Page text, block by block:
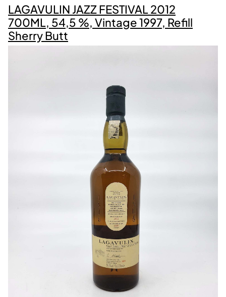
LAGAVULIN JAZZ FESTIVAL 2012
700ML, 54,5 %, Vintage 1997, Refill
Sherry Butt